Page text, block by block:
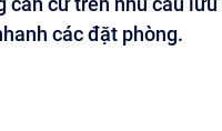
các đặt phòng.